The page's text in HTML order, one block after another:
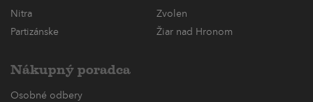
Nitra
Zvolen
Partizánske
Žiar nad Hronom
Nákupný poradca
Osobné odbery